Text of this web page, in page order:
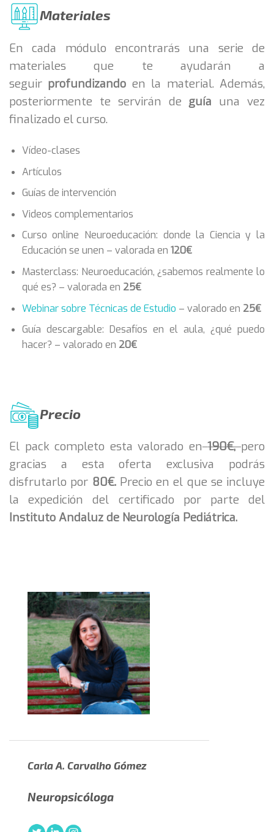
Materiales
En cada módulo encontrarás una serie de
materiales que te ayudarán a
seguir profundizando en la material. Además,
posteriormente te servirán de guía una vez
finalizado el curso.
Vídeo-clases
Artículos
Guías de intervención
Videos complementarios
Curso online Neuroeducación: donde la Ciencia y la
Educación se unen – valorada en 120€
Masterclass: Neuroeducación, ¿sabemos realmente lo
qué es? – valorada en 25€
Webinar sobre Técnicas de Estudio – valorado en 25€
Guía descargable: Desafíos en el aula, ¿qué puedo
hacer? – valorado en 20€
Precio
El pack completo esta valorado en 190€,pero
gracias a esta oferta exclusiva podrás
disfrutarlo por 80€.Precio en el que se incluye
la expedición del certificado por parte del
Instituto Andaluz de Neurología Pediátrica.
Carla A. Carvalho Gómez
Neuropsicóloga